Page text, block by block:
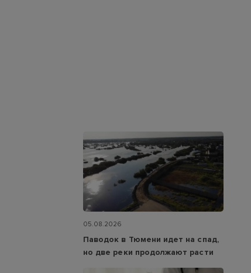
05.08.2026
Паводок в Тюмени идет на спад,
но две реки продолжают расти